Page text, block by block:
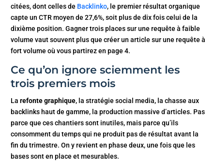
citées, dont celles de Backlinko, le premier résultat organique
capte un CTR moyen de 27,6%, soit plus de dix fois celui de la
dixième position. Gagner trois places sur une requête à faible
volume vaut souvent plus que créer un article sur une requête à
fort volume où vous partirez en page 4.
Ce qu’on ignore sciemment les
trois premiers mois
Larefonte graphique, la stratégie social media, la chasse aux
backlinks haut de gamme, la production massive d’articles. Pas
parce que ces chantiers sont inutiles, mais parce qu’ils
consomment du temps qui ne produit pas de résultat avant la
fin du trimestre. On y revient en phase deux, une fois que les
bases sont en place et mesurables.